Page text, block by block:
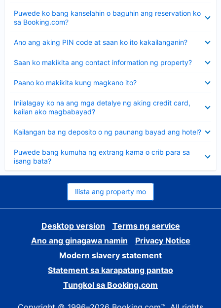
Puwede ko bang kanselahin o baguhin ang reservation ko
sa Booking.com?
ang
sagot
Ano ang aking PIN code at saan ko ito kakailanganin?
ang
Saan ko makikita ang contact information ng property?
ang
Paano ko makikita kung magkano ito?
ang
Inilalagay ko na ang mga detalye ng aking credit card,
kailan ako magbabayad?
ang
sagot
Kailangan ba ng deposito o ng paunang bayad ang hotel?
ang
Puwede bang kumuha ng extrang kama o crib para sa
isang bata?
ang
sagot
Ilista ang property mo
Desktop version
Terms ng service
Ano ang ginagawa namin
Privacy Notice
Modern slavery statement
Statement sa karapatang pantao
Tungkol sa Booking.com